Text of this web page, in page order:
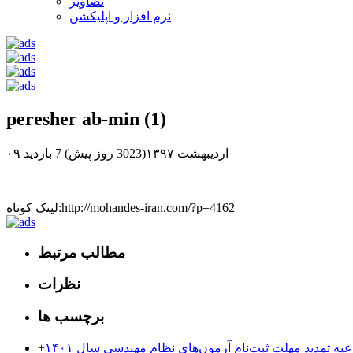
نرم افزار و اپلیکشن
peresher ab-min (1)
۰۹ اردیبهشت ۱۳۹۷(3023 روز پیش) 7 بازدید
لینک کوتاه:http://mohandes-iran.com/?p=4162
مطالب مرتبط
نظرات
برچسب ها
+ تمدید مهلت ثبت‌نام آزمون‌های نظام مهندسی سال ۱۴۰۱